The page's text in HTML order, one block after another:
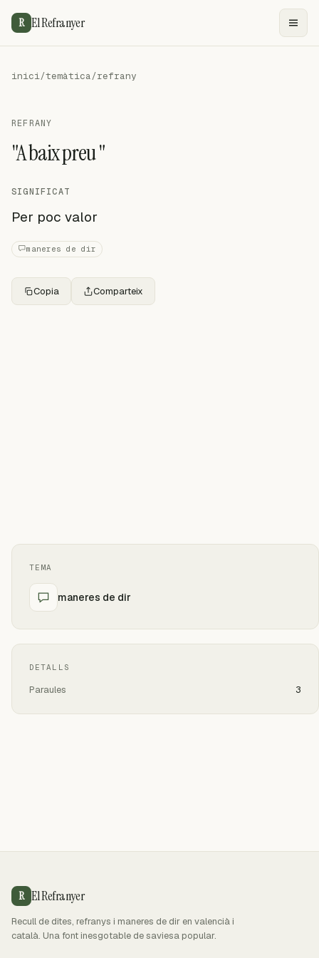
R El Refranyer
inici/temàtica/refrany
REFRANY
"A baix preu "
SIGNIFICAT
Per poc valor
maneres de dir
Copia Comparteix
TEMA
maneres de dir
DETALLS
Paraules 3
R El Refranyer
Recull de dites, refranys i maneres de dir en valencià i
català. Una font inesgotable de saviesa popular.